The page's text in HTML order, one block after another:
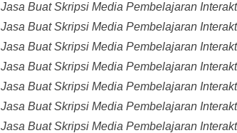
Jasa Buat Skripsi Media Pembelajaran
Jasa Buat Skripsi Media Pembelajaran
Jasa Buat Skripsi Media Pembelajaran
Jasa Buat Skripsi Media Pembelajaran
Jasa Buat Skripsi Media Pembelajaran
Jasa Buat Skripsi Media Pembelajaran
Jasa Buat Skripsi Media Pembelajaran